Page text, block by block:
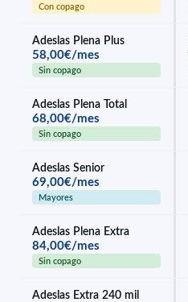
Con copago
Adeslas Plena Plus
58,00€/mes
Sin copago
Adeslas Plena Total
68,00€/mes
Sin copago
Adeslas Senior
69,00€/mes
Mayores
Adeslas Plena Extra
84,00€/mes
Sin copago
Adeslas Extra 240 mil